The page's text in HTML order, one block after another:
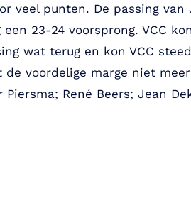
veel punten. De passing
23-24 voorsprong. VCC
wat terug en kon VCC
voordelige marge niet
René Beers; Jean